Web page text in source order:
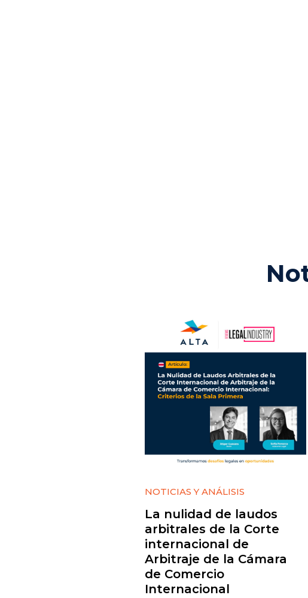
NOTICIAS Y ANÁLISIS
La nulidad de laudos
arbitrales de la Corte
internacional de
Arbitraje de la Cámara
de Comercio
Internacional